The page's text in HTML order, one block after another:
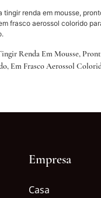
Renda Em Mousse,
Em Frasco Aerossol
Empresa
Casa